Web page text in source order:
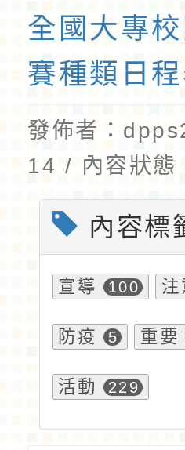
全國大專
賽種類日
發佈者：
14 / 內容狀態
內容標
宣導 100 注
防疫 5 重要
活動 229